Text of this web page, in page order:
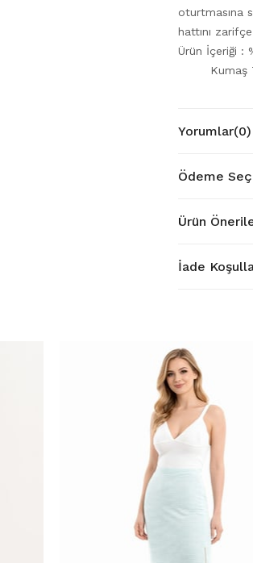
oturtmasına
hattını
Ürün İçeriği :
Kumaş
Yorumlar(0)
Ödeme
Ürün
İade